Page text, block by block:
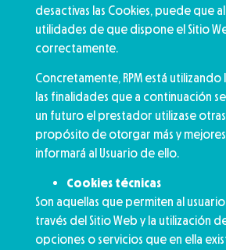
desactivas las Cookies, puede que
utilidades de que dispone el Sitio
correctamente.
Concretamente, RPM está utilizando
las finalidades que a continuación
un futuro el prestador utilizase
propósito de otorgar más y mejores
informará al Usuario de ello.
Cookies técnicas
Son aquellas que permiten al
través del Sitio Web y la utilización
opciones o servicios que en ella